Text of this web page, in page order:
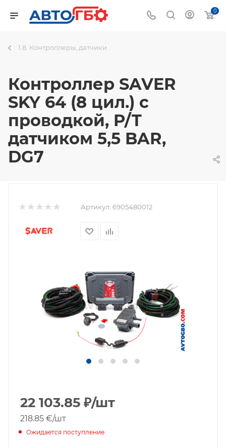
0
1.8. Контроллеры, датчики
Контроллер SAVER
SKY 64 (8 цил.) с
проводкой, P/T
датчиком 5,5 BAR,
DG7
Артикул: 6905480012
22 103.85 ₽/шт
218.85 €/шт
Ожидается поступление